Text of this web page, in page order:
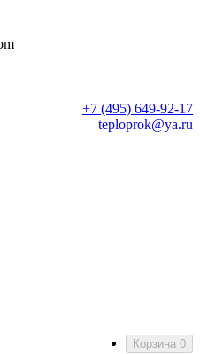
+7 (495) 649-92-17
teploprok@ya.ru
Корзина 0